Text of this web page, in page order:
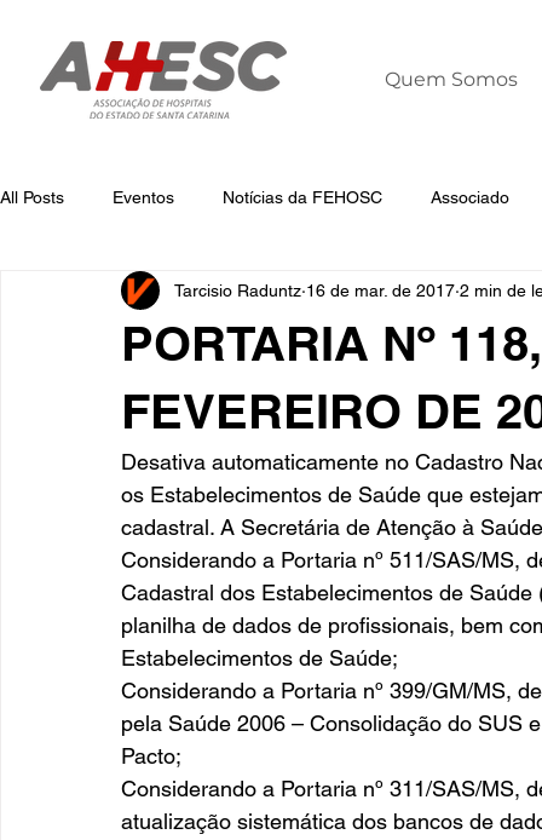
Quem Somos
All Posts Eventos Notícias da FEHOSC Associado
Notícias da AHESC Liderança Dia
PORTARIA Nº
FEVEREIRO DE
Tarcisio Raduntz 16 de mar. de 2017 2 min de
Desativa automaticamente no Cadastro
os Estabelecimentos de Saúde que
cadastral. A Secretária de Atenção à
Considerando a Portaria nº 511/SAS/MS,
Cadastral dos Estabelecimentos de
planilha de dados de profissionais, bem
Estabelecimentos de Saúde;
Considerando a Portaria nº 399/GM/MS,
pela Saúde 2006 – Consolidação do SUS
Pacto;
Considerando a Portaria nº 311/SAS/MS,
atualização sistemática dos bancos de